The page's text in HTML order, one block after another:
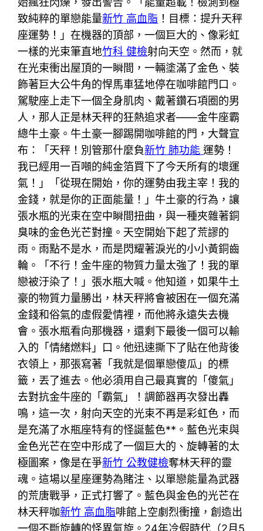
致純粹的單戀能量新竹 高血脂 ！目標：提升天秤
座運勢！」在機器的頂部，一個巨大的、像彩虹
一樣的光束筆直地竹科 健檢射向天空。然而，就
在光束衝出屋頂的一瞬間，一輛塗滿了金色、裝
飾著巨大公牛角的悍馬車猛地停在咖啡館門口。
駕駛座上走下一個全身肌肉、戴著鑽石項圈的男
人，那人正是林天秤的狂熱追求者——金牛座霸
總牛土豪。牛土豪一腳踢開咖啡館的門，大聲宣
布：「天秤！別管那什麼負新竹 肺功能運勢！
我已經用一百噸的純金箔買下了今天所有的壞運
氣！」「從現在開始，你的運勢由我主宰！我的
金錢，就是你的正面能量！」牛土豪的行為，讓
張水瓶的光束在空中瞬間扭曲，與一種夾雜著銅
臭味的金色光芒對撞。天空開始下起了荒謬的
雨。雨點不是水，而是閃耀著淚光的小小黃銅齒
輪。「不行！金牛座的物質力量太強了！我的單
戀被汙染了！」張水瓶大喊。他知道，如果牛土
豪的物質力量勝出，林天秤將會被困在一個充滿
金錢和俗氣的虛假愛情裡，而他將永遠失去機
會。張水瓶看向那機器，還剩下最後一個可以輸
入的「情緒燃料」口。他迅速撕下了貼在他背後
衣領上，那張寫著「我就是個單戀傻瓜」的標
籤，丟了進去。他必須用自己最真實的「傻氣」
去對抗金牛座的「霸氣」！調節器再次發出轟
鳴，這一次，射向天空的光束不再是彩虹色，而
是充滿了水瓶座特有的怪誕藍色**。藍色光束與
金色光芒在空中形成了一個巨大的、旋轉著的太
極圖案，像是在爭新竹 公教健檢奪林天秤的靈
魂。這場以星座運勢為賭注、以單戀能量為武器
的荒唐戰爭，正式打響了。藍色與金色的光芒在
林天秤咖新竹 高血脂啡館上空劇烈衝撞，創造出
一個不斷旋轉的怪異氣旋。24年冷假時代（2月5